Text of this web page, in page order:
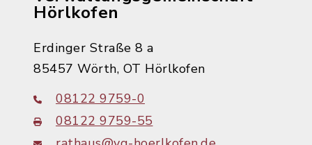
Hörlkofen
Erdinger Straße 8 a
85457 Wörth, OT Hörlkofen
08122 9759-0
08122 9759-55